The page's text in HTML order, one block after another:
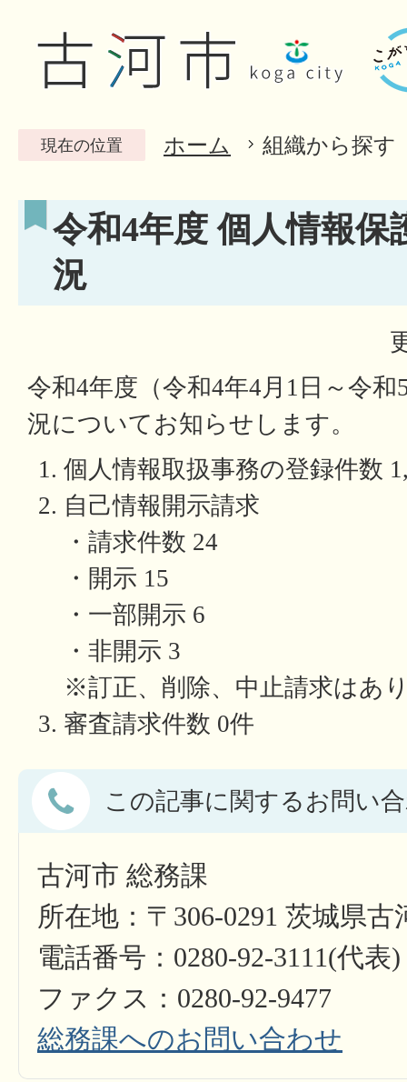
現在の位置 ホーム 組織から探す
令和4年度 個人情報保
況
令和4年度（令和4年4月1日～令
況についてお知らせします。
個人情報取扱事務の登録件数
自己情報開示請求
・請求件数 24
・開示 15
・一部開示 6
・非開示 3
※訂正、削除、中止請求はあ
審査請求件数 0件
この記事に関するお問い
古河市 総務課
所在地：〒306-0291 茨城県
電話番号：0280-92-3111(代表)
ファクス：0280-92-9477
総務課へのお問い合わせ